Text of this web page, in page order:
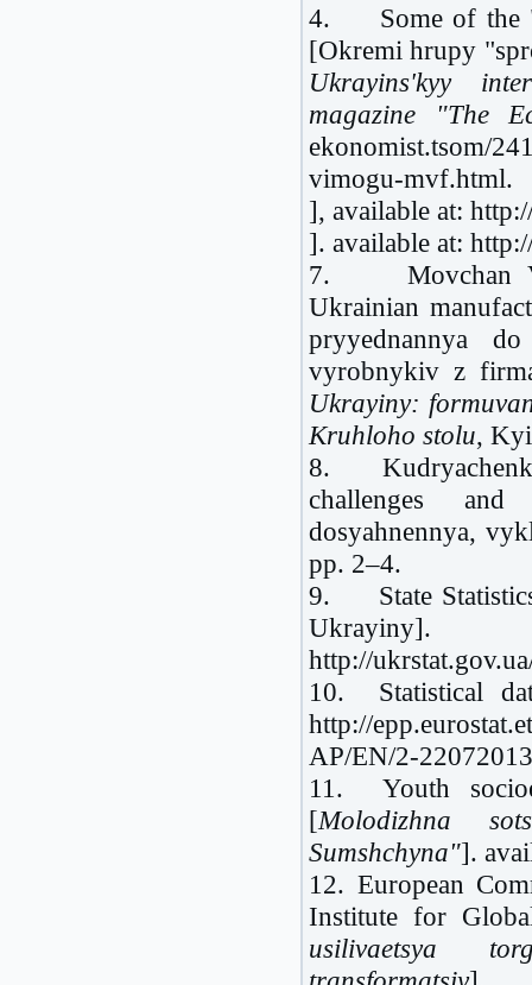
4. Some of the
[Okremi hrupy
Ukrayins'kyy
magazine "The
ekonomist.tsom/
vimogu-mvf.html.
], available at:
]. available at:
7. Movchan V.
Ukrainian
pryyednannya
vyrobnykiv z
Ukrayiny:
Kruhloho stolu,
8.
challenges
dosyahnennya,
pp. 2–4.
9. State
http://
10. Statistical
http://
AP/EN/2-
11. Youth
[Molodizhna
Sumshchyna"].
12. European
Institute for
usilivaetsya